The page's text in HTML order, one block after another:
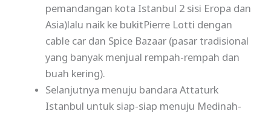
pemandangan kota Istanbul 2 sisi Eropa dan
Asia)lalu naik ke bukitPierre Lotti dengan
cable car dan Spice Bazaar (pasar tradisional
yang banyak menjual rempah-rempah dan
buah kering).
Selanjutnya menuju bandara Attaturk
Istanbul untuk siap-siap menuju Medinah-